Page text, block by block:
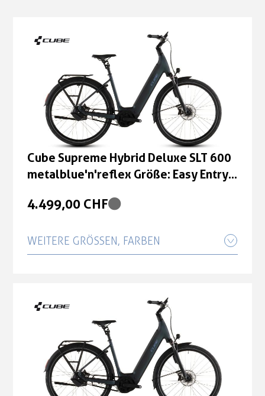
Cube Supreme Hybrid Deluxe SLT 600
metalblue'n'reflex Größe: Easy Entry
4.499,00 CHF
WEITERE GRÖSSEN, FARBEN
54 cm
4.499,00 CHF
Cube Supreme Hybrid Deluxe SLT 600
metalblue'n'reflex Größe: Easy Entry
58 cm